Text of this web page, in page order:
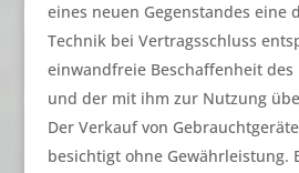
eines neuen Gegenstandes eine
Technik bei Vertragsschluss
einwandfreie Beschaffenheit des
und der mit ihm zur Nutzung
Der Verkauf von
besichtigt ohne Gewährleistung.